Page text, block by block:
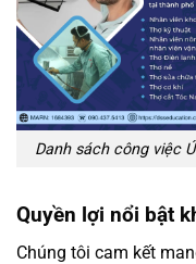
Danh sách công việc
Quyền lợi nổi bật
Chúng tôi cam kết